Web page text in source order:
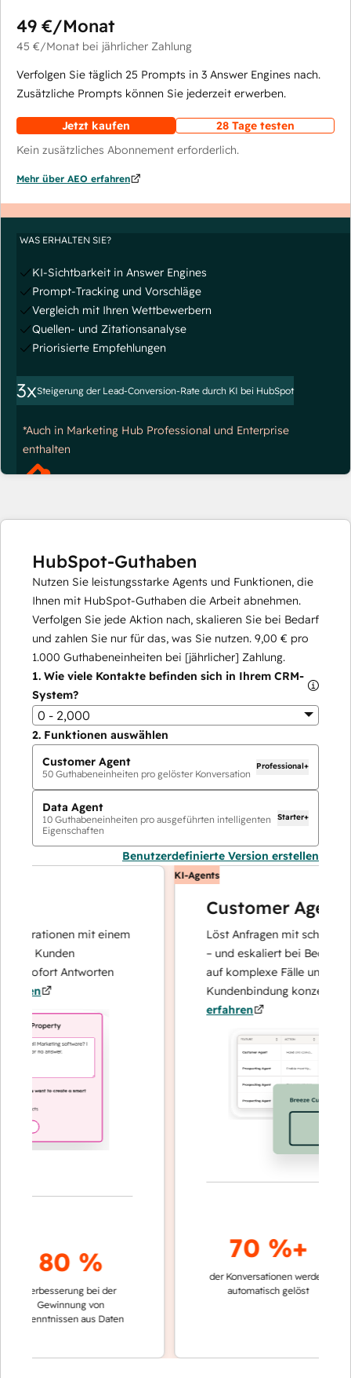
49 €/Monat
45 €/Monat bei jährlicher Zahlung
Verfolgen Sie täglich 25 Prompts in 3 Answer Engines nach.
Zusätzliche Prompts können Sie jederzeit erwerben.
Jetzt kaufen
28 Tage testen
Kein zusätzliches Abonnement erforderlich.
Mehr über AEO erfahren
WAS ERHALTEN SIE?
KI-Sichtbarkeit in Answer Engines
Prompt-Tracking und Vorschläge
Vergleich mit Ihren Wettbewerbern
Quellen- und Zitationsanalyse
Priorisierte Empfehlungen
3xSteigerung der Lead-Conversion-Rate durch KI bei HubSpot
*Auch in Marketing Hub Professional und Enterprise
enthalten
HubSpot-Guthaben
Nutzen Sie leistungsstarke Agents und Funktionen, die
Ihnen mit HubSpot-Guthaben die Arbeit abnehmen.
Verfolgen Sie jede Aktion nach, skalieren Sie bei Bedarf
und zahlen Sie nur für das, was Sie nutzen. 9,00 € pro
1.000 Guthabeneinheiten bei [jährlicher] Zahlung.
1. Wie viele Kontakte befinden sich in Ihrem CRM-
System?
0 - 2,000
2. Funktionen auswählen
Customer Agent
50 Guthabeneinheiten pro gelöster Konversation
Professional+
Data Agent
10 Guthabeneinheiten pro ausgeführten intelligenten
Eigenschaften
Starter+
Benutzerdefinierte Version erstellen
mit einem
Kunden
sofort Antworten
80 %
Verbesserung bei der
Gewinnung von
aus Daten
KI-Agents
Customer Agent
Löst Anfragen mit schnellen,
– und eskaliert bei Bedarf,
auf komplexe Fälle und den
Kundenbindung konzentrieren
erfahren
70 %+
der Konversationen werden
automatisch gelöst